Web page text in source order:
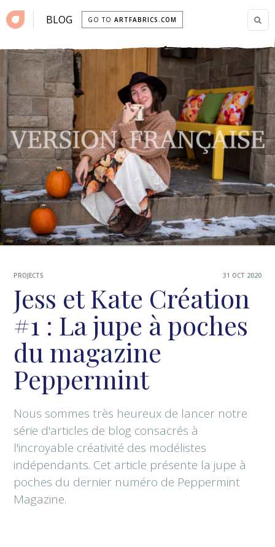
BLOG GO TO ARTFABRICS.COM
PROJECTS 31 OCT 2020
Jess et Kate Création
#1 : La jupe à poches
du magazine
Peppermint
Nous sommes très heureux de lancer notre
série d'articles de blog consacrés à
l'incroyable créativité des modélistes
indépendants. Cet article présente la jupe à
poches du dernier numéro de Peppermint
Magazine.